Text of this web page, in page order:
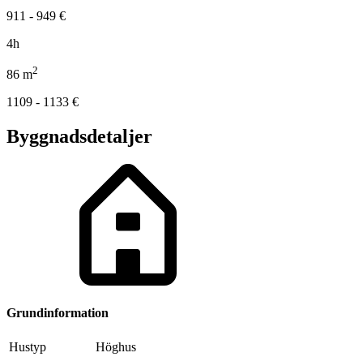
911 - 949 €
4h
86 m2
1109 - 1133 €
Byggnadsdetaljer
Grundinformation
Hustyp
Höghus